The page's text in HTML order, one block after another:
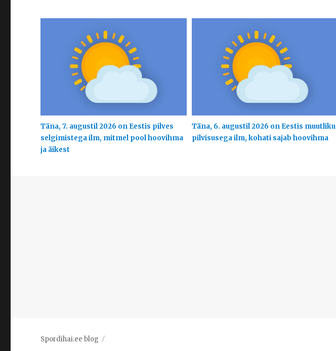
Täna, 7. augustil 2026 on Eestis pilves
selgimistega ilm, mitmel pool hoovihma
ja äikest
Täna, 6. augustil 2026 on Eestis muutliku
pilvisusega ilm, kohati sajab hoovihma
Spordihai.ee blog